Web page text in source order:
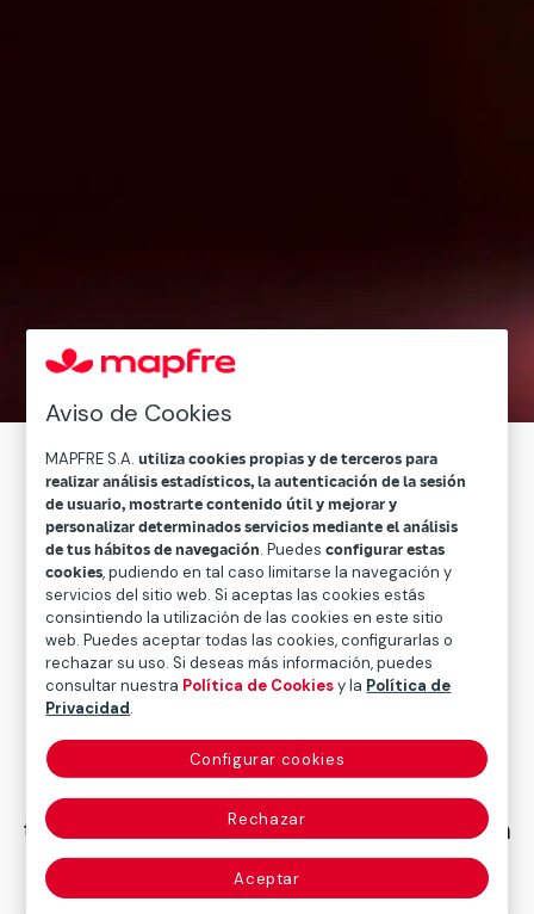
En un mundo que avanza a velocidad
vertiginosa, donde las necesidades de las
personas evolucionan constantemente, en
Mapfre hemos demostrado ser un líder que
no solo se adapta al cambio, sino que lo
impulsa.
Nuestro propósito es claro: cuidar lo que
motor de avance para la sociedad. Por eso
lideramos la transformación cultural y
tecnológica del sector y ponemos el foco en
nuestro progreso constante desde una
perspectiva innovadora y humana.
Aviso de Cookies
MAPFRE S.A.utiliza cookies propias y de terceros para
realizar análisis estadísticos, la autenticación de la sesión
de usuario, mostrarte contenido útil y mejorar y
personalizar determinados servicios mediante el análisis
de tus hábitos de navegación. Puedesconfigurar estas
cookies, pudiendo en tal caso limitarse la navegación y
servicios del sitio web. Si aceptas las cookies estás
consintiendo la utilización de las cookies en este sitio
web. Puedes aceptar todas las cookies, configurarlas o
rechazar su uso. Si deseas más información, puedes
consultar nuestra Política de Cookiesy la Política de
Privacidad.
Configurar cookies
Rechazar
Aceptar